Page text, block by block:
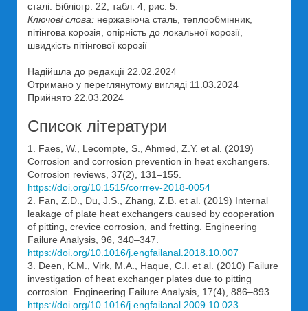
сталі. Бібліогр. 22, табл. 4, рис. 5.
Ключові слова: нержавіюча сталь, теплообмінник,
пітінгова корозія, опірність до локальної корозії,
швидкість пітінгової корозії
Надійшла до редакції 22.02.2024
Отримано у переглянутому вигляді 11.03.2024
Прийнято 22.03.2024
Список літератури
1. Faes, W., Lecompte, S., Ahmed, Z.Y. et al. (2019)
Corrosion and corrosion prevention in heat exchangers.
Corrosion reviews, 37(2), 131–155.
https://doi.org/10.1515/corrrev-2018-0054
2. Fan, Z.D., Du, J.S., Zhang, Z.B. et al. (2019) Internal
leakage of plate heat exchangers caused by cooperation
of pitting, crevice corrosion, and fretting. Engineering
Failure Analysis, 96, 340–347.
https://doi.org/10.1016/j.engfailanal.2018.10.007
3. Deen, K.M., Virk, M.A., Haque, C.I. et al. (2010) Failure
investigation of heat exchanger plates due to pitting
corrosion. Engineering Failure Analysis, 17(4), 886–893.
https://doi.org/10.1016/j.engfailanal.2009.10.023